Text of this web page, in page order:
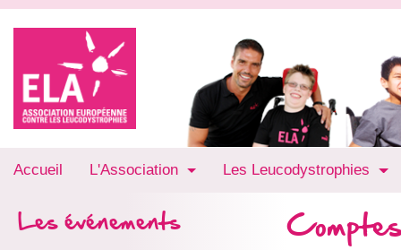
Accueil L'Association Les Leucodystrophies
Les événements